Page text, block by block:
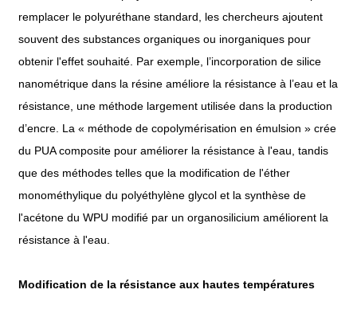
remplacer le polyuréthane standard, les chercheurs ajoutent
souvent des substances organiques ou inorganiques pour
obtenir l'effet souhaité. Par exemple, l’incorporation de silice
nanométrique dans la résine améliore la résistance à l’eau et la
résistance, une méthode largement utilisée dans la production
d’encre. La « méthode de copolymérisation en émulsion » crée
du PUA composite pour améliorer la résistance à l'eau, tandis
que des méthodes telles que la modification de l'éther
monométhylique du polyéthylène glycol et la synthèse de
l'acétone du WPU modifié par un organosilicium améliorent la
résistance à l'eau.
Modification de la résistance aux hautes températures